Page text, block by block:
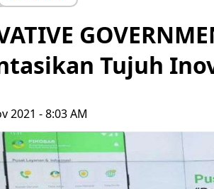
Tujuh
2021 - 8:03 AM